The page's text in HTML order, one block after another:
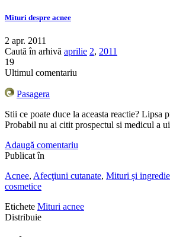
Mituri despre acnee
2 apr. 2011
Caută în arhivă aprilie 2, 2011
19
Ultimul comentariu
Pasagera
Stii ce poate duce la aceasta reactie? Lipsa
Probabil nu ai citit prospectul si medicul a
Adaugă comentariu
Publicat în
Acnee, Afecţiuni cutanate, Mituri și
cosmetice
Etichete Mituri acnee
Distribuie